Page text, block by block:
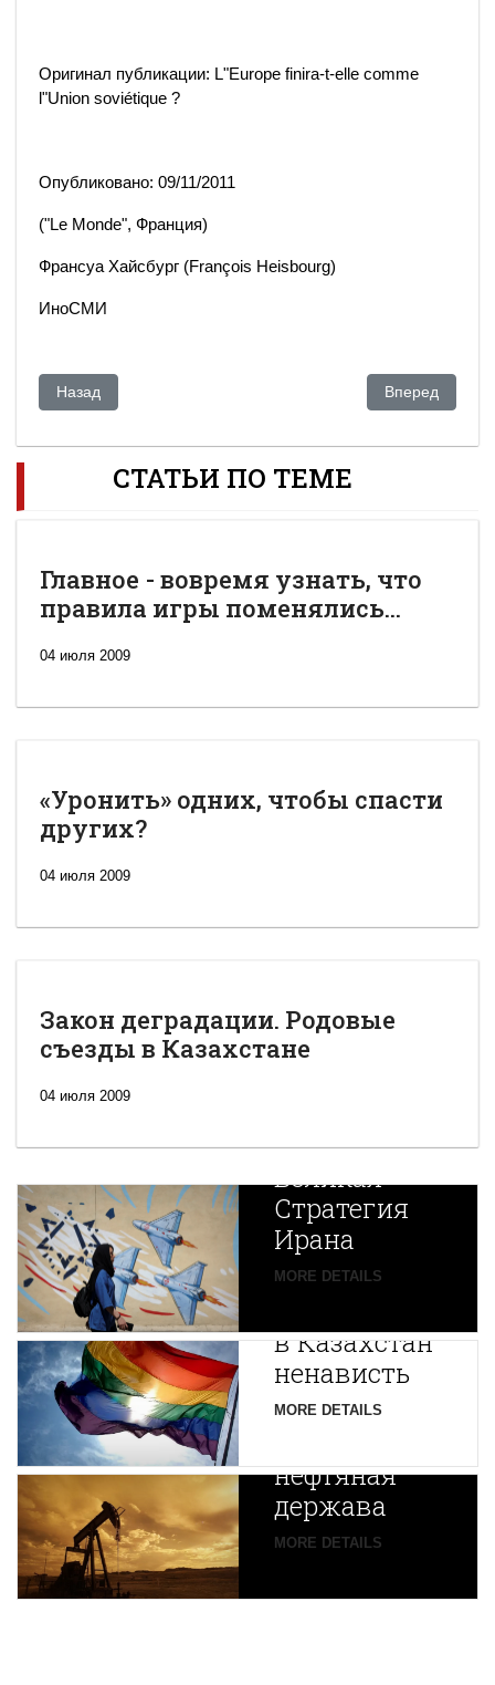
Оригинал публикации: L"Europe finira-t-elle comme
l"Union soviétique ?
Опубликовано: 09/11/2011
("Le Monde", Франция)
Франсуа Хайсбург (François Heisbourg)
ИноСМИ
Предыдущий: Кремль не устраивает решение Душанбе по
Назад Следующий:
Вперед
СТАТЬИ ПО ТЕМЕ
Главное - вовремя узнать, что
правила игры поменялись...
04 июля 2009
«Уронить» одних, чтобы спасти
других?
04 июля 2009
Закон деградации. Родовые
съезды в Казахстане
04 июля 2009
Новая
Великая
Стратегия
Ирана
MORE DETAILS
Путин
в Казахстан
ненависть
MORE DETAILS
Центральной
Азии
зарождается
нефтяная
держава
MORE DETAILS